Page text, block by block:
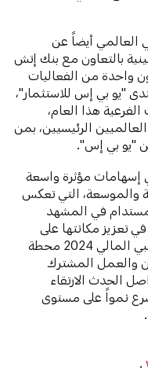
العالمي أيضاً عن
بالتعاون مع بنك إتش
واحدة من الفعاليات
"يو بي إس للاستثمار"،
هذا العام،
الرئيسيين، بمن
"يو بي إس".
إسهامات مؤثرة واسعة
والموسعة، التي تعكس
في المشهد
تعزيز مكانتها على
الساحة العالمية، سيشكل أسبوع أبوظبي المالي 2024 محطة
والعمل المشترك
الحدث الارتقاء
نمواً على مستوى